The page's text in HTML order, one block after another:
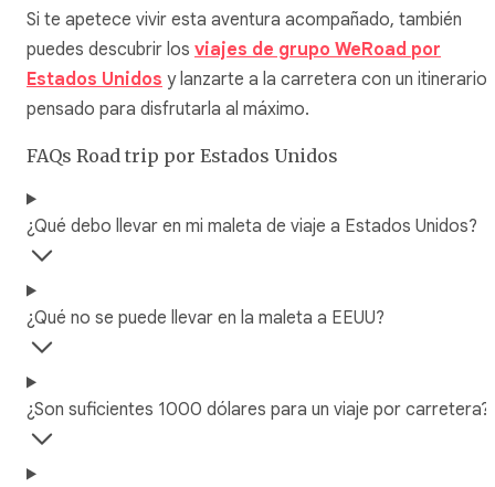
Si te apetece vivir esta aventura acompañado, también
puedes descubrir los viajes de grupo WeRoad por
Estados Unidos y lanzarte a la carretera con un itinerario
pensado para disfrutarla al máximo.
FAQs Road trip por Estados Unidos
¿Qué debo llevar en mi maleta de viaje a Estados Unidos?
¿Qué no se puede llevar en la maleta a EEUU?
¿Son suficientes 1000 dólares para un viaje por carretera?